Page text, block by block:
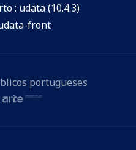
: udata (10.4.3)
front
portugueses